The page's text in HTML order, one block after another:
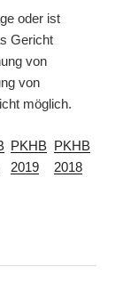
oder ist
Gericht
von
von
möglich.
PKHB
2019
PKHB
2018